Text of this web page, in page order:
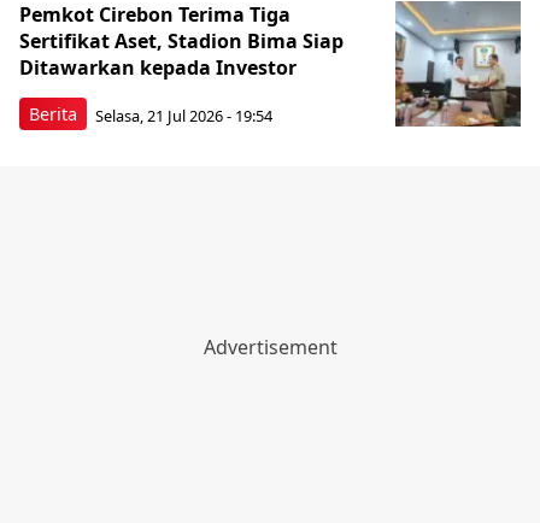
Berita
Pemkot Cirebon Terima Tiga
Sertifikat Aset, Stadion Bima Siap
Ditawarkan kepada Investor
Selasa, 21 Jul 2026 - 19:54